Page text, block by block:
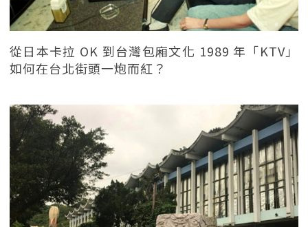
從日本卡拉 OK 到台灣包廂文化 1989 年「KTV」
如何在台北街頭一炮而紅？